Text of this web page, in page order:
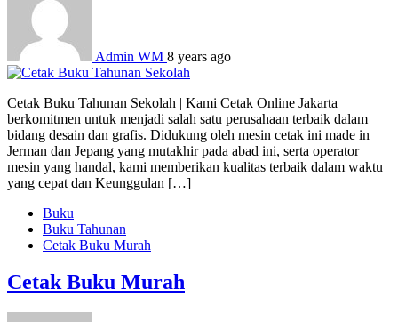
Admin WM 8 years ago
Cetak Buku Tahunan Sekolah | Kami Cetak Online Jakarta
berkomitmen untuk menjadi salah satu perusahaan terbaik dalam
bidang desain dan grafis. Didukung oleh mesin cetak ini made in
Jerman dan Jepang yang mutakhir pada abad ini, serta operator
mesin yang handal, kami memberikan kualitas terbaik dalam waktu
yang cepat dan Keunggulan […]
Buku
Buku Tahunan
Cetak Buku Murah
Cetak Buku Murah